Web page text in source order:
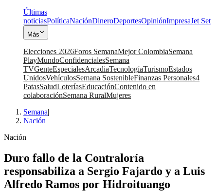
Últimas
noticiasPolíticaNaciónDineroDeportesOpiniónImpresaJet Set
Más
Elecciones 2026Foros SemanaMejor ColombiaSemana
PlayMundoConfidencialesSemana
TVGenteEspecialesArcadiaTecnologíaTurismoEstados
UnidosVehículosSemana SostenibleFinanzas Personales4
PatasSaludLoteríasEducaciónContenido en
colaboraciónSemana RuralMujeres
Semana|
Nación
Nación
Duro fallo de la Contraloría
responsabiliza a Sergio Fajardo y a Luis
Alfredo Ramos por Hidroituango